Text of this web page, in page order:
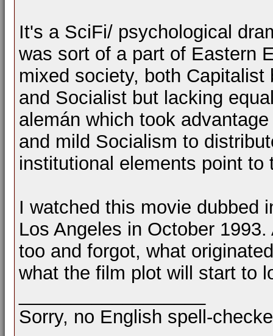
It's a SciFi/ psychological
was sort of a part of Eastern
mixed society, both
and Socialist but lacking
alemán which took
and mild Socialism to
institutional elements point to
I watched this movie dubbed
Los Angeles in October
too and forgot, what
what the film plot will start to
Sorry, no English spell-